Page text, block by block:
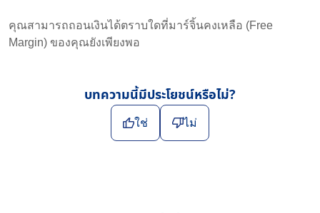
คุณสามารถถอนเงินได้ตราบใดที่มาร์จิ้นคงเหลือ (Free
Margin) ของคุณยังเพียงพอ
บทความนี้มีประโยชน์หรือไม่?
ใช่ ไม่